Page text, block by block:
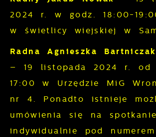
2024 r. w godz. 18:00-
w świetlicy wiejskiej w
Radna Agnieszka
– 19 listopada 2024 r. od
17:00 w Urzędzie MiG
nr 4. Ponadto istnieje
umówienia się na
indywidualnie pod